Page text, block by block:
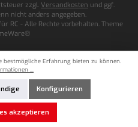
zzgl.Versandkosten und ggf.
nicht anders angegeben.
RC - Alle Rechte vorbehalten. Theme
bestmögliche Erfahrung bieten zu können.
...
Konfigurieren
akzeptieren